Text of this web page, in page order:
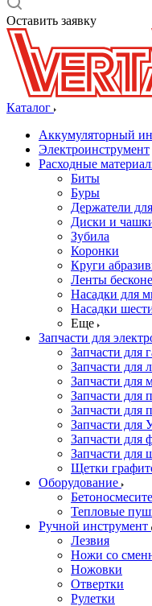
Оставить заявку
Каталог
Аккумуляторный
Электроинструмент
Расходные
Биты
Буры
Держатели
Диски и
Зубила
Коронки
Круги
Ленты
Насадки для
Насадки
Еще
Запчасти для
Запчасти для
Запчасти для
Запчасти для
Запчасти для
Запчасти для
Запчасти
Запчасти для
Запчасти для
Щетки
Оборудование
Тепловые
Ручной инструмент
Лезвия
Ножи со
Ножовки
Отвертки
Рулетки